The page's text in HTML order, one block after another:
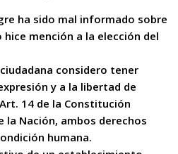
ha sido mal informado sobre
mención a la elección del
considero tener
y a la libertad de
14 de la Constitución
la Nación, ambos derechos
humana.